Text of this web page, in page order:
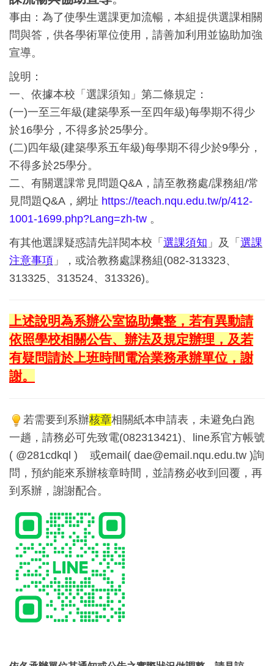
事由：為了使學生選課更加流暢，本組提供選課相關
問與答，供各學術單位使用，請善加利用並協助加強
宣導。
說明：
一、依據本校「選課須知」第二條規定：
(一)一至三年級(建築學系一至四年級)每學期不得少
於16學分，不得多於25學分。
(二)四年級(建築學系五年級)每學期不得少於9學分，
不得多於25學分。
二、有關選課常見問題Q&A，請至教務處/課務組/常
見問題Q&A，網址 https://teach.nqu.edu.tw/p/412-
1001-1699.php?Lang=zh-tw 。
有其他選課疑惑請先詳閱本校「 選課須知 」及「 選課
注意事項 」，或洽教務處課務組(082-313323、
313325、313524、313326)。
上述說明為系辦公室協助彙整，若有異動請
依照學校相關公告、辦法及規定辦理，及若
有疑問請於上班時間電洽業務承辦單位，謝
謝。
若需要到系辦核章相關紙本申請表，未避免白跑
一趟，請務必可先致電(082313421)、line系官方帳號
( @281cdkql ) 或email( dae@email.nqu.edu.tw )詢
問，預約能來系辦核章時間，並請務必收到回覆，再
到系辦， 謝謝配合。